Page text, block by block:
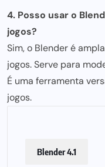
4. Posso usar o
jogos?
Sim, o Blender é
jogos. Serve para
É uma ferramenta v
jogos.
Blender 4.1